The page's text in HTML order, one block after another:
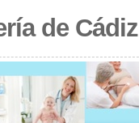
de Cádiz